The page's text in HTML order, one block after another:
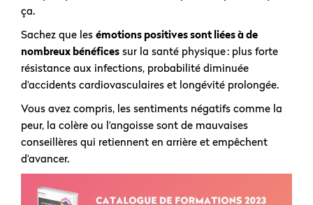
ça.
Sachez que les émotions positives sont liées à de
nombreux bénéfices sur la santé physique : plus forte
résistance aux infections, probabilité diminuée
d’accidents cardiovasculaires et longévité prolongée.
Vous avez compris, les sentiments négatifs comme la
peur, la colère ou l’angoisse sont de mauvaises
conseillères qui retiennent en arrière et empêchent
d’avancer.